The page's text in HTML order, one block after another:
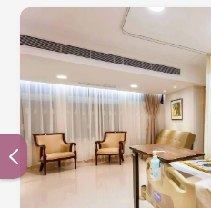
病床均设有摇臂轻触式“信
免费电视频道、上网、视
务，亦可透过系统查阅个
检查结果、账单处理，无
病房门外及床头位置均设
的主诊医生及专属护士名
属参考。床头位置备有无